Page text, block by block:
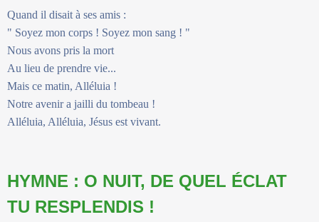
Quand il disait à ses amis :
" Soyez mon corps ! Soyez mon sang ! "
Nous avons pris la mort
Au lieu de prendre vie...
Mais ce matin, Alléluia !
Notre avenir a jailli du tombeau !
Alléluia, Alléluia, Jésus est vivant.
HYMNE : O NUIT, DE QUEL ÉCLAT
TU RESPLENDIS !